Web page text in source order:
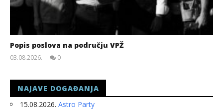
Popis poslova na području VPŽ
03.08.2026.
0
NAJAVE DOGAĐANJA
15.08.2026. Astro Party